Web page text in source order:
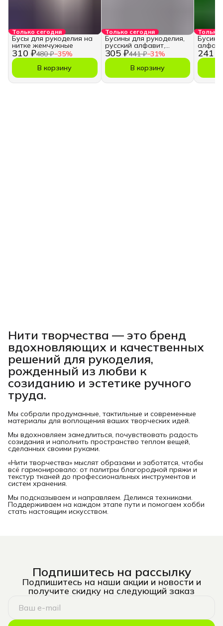
Только сегодня
310 ₽480 ₽−35%
Бусы для рукоделия на
нитке жемчужные
В корзину
Только сегодня
305 ₽441 ₽−31%
Бусины для рукоделия,
русский алфавит,
кубики
В корзину
Только
241 ₽
Нити творчества — это бренд
вдохновляющих и качественных
решений для рукоделия,
рожденный из любви к
созиданию и эстетике ручного
труда.
Мы собрали продуманные, тактильные и современные
материалы для воплощения ваших творческих идей.
Мы вдохновляем замедлиться, почувствовать радость
созидания и наполнить пространство теплом вещей,
сделанных своими руками.
«Нити творчества» мыслят образами и заботятся, чтобы
всё гармонировало: от палитры благородной пряжи и
текстур тканей до профессиональных инструментов и
систем хранения.
Мы подсказываем и направляем. Делимся техниками.
Поддерживаем на каждом этапе пути и помогаем хобби
стать настоящим искусством.
Подпишитесь на рассылку
Подпишитесь на наши акции и новости и
получите скидку на следующий заказ